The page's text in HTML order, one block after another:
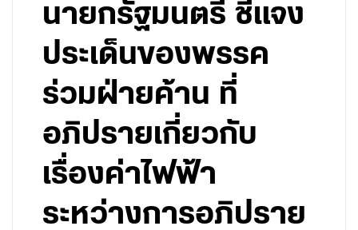
นายกรัฐมนตรี ชี้แจง
ประเด็นของพรรค
ร่วมฝ่ายค้าน ที่
อภิปรายเกี่ยวกับ
เรื่องค่าไฟฟ้า
ระหว่างการอภิปราย